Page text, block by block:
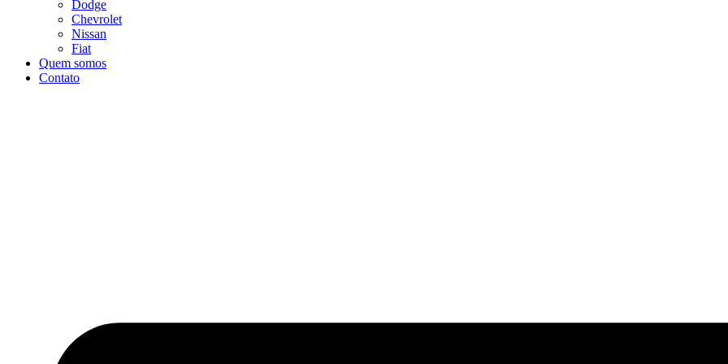
Dodge
Chevrolet
Nissan
Fiat
Quem somos
Contato